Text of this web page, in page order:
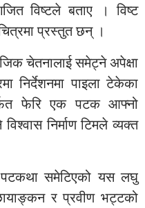
विष्टले बताए । विष्ट
प्रस्तुत छन् ।
चेतनालाई समेट्ने अपेक्षा
निर्देशनमा पाइला टेकेका
फेरि एक पटक आफ्नो
निर्माण टिमले व्यक्त
समेटिएको यस लघु
र प्रवीण भट्टको